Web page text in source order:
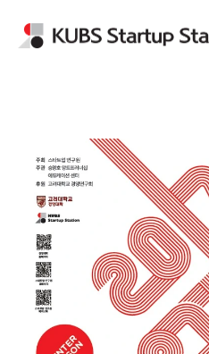
Apply to Station